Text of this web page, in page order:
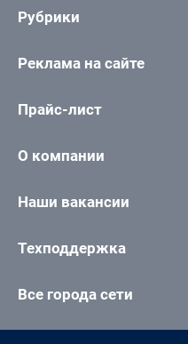
Рубрики
Реклама на сайте
Прайс-лист
О компании
Наши вакансии
Техподдержка
Все города сети